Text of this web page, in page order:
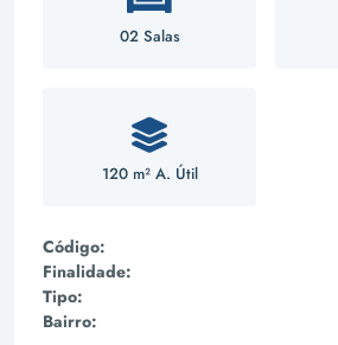
02 Salas
120 m² A. Útil
Código:
Finalidade:
Tipo:
Bairro: